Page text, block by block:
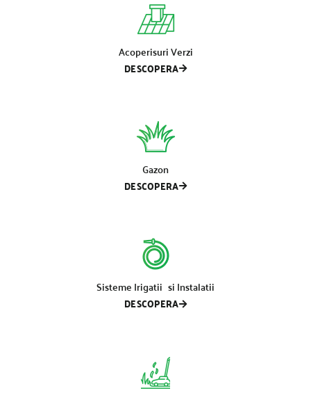
Acoperisuri Verzi
DESCOPERA
Gazon
DESCOPERA
Sisteme Irigatii si Instalatii
DESCOPERA